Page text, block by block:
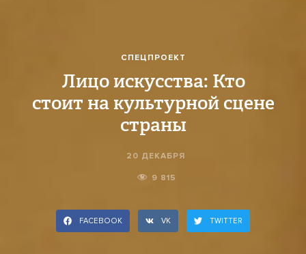
СПЕЦПРОЕКТ
Лицо искусства: Кто
стоит на культурной сцене
страны
20 ДЕКАБРЯ
9 815
FACEBOOK VK TWITTER